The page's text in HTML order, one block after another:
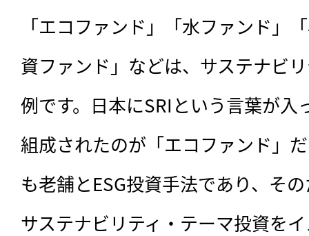
「エコファンド」「水ファンド」
資ファンド」などは、サステナビ
例です。日本にSRIという言葉が入
組成されたのが「エコファンド」
も老舗とESG投資手法であり、そ
サステナビリティ・テーマ投資を